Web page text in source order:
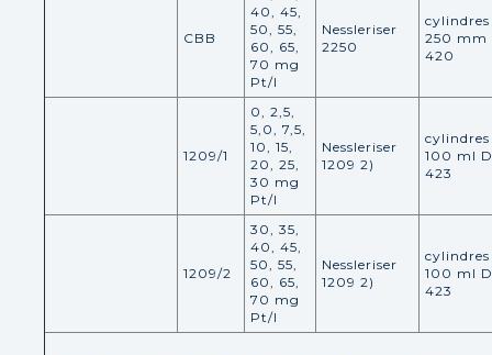
CBB
40, 45,
50, 55,
60, 65,
70 mg
Pt/l
Nessleriser
2250
cylindres
250 mm
420
1209/1
0, 2,5,
5,0, 7,5,
10, 15,
20, 25,
30 mg
Pt/l
Nessleriser
1209 2)
cylindres
100 ml
423
1209/2
30, 35,
40, 45,
50, 55,
60, 65,
70 mg
Pt/l
Nessleriser
1209 2)
cylindres
100 ml
423